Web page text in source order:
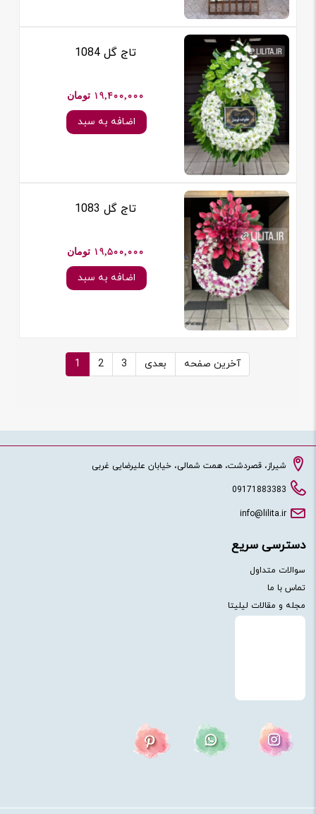
تاج گل 1084
19,400,000 تومان
اضافه به سبد
تاج گل 1083
19,500,000 تومان
اضافه به سبد
1 2 3 بعدی آخرین صفحه
شیراز، قصردشت، همت شمالی، خیابان علیرضایی غربی
09171883383
info@lilita.ir
دسترسی سریع
سوالات متداول
تماس با ما
مجله و مقالات لیلیتا